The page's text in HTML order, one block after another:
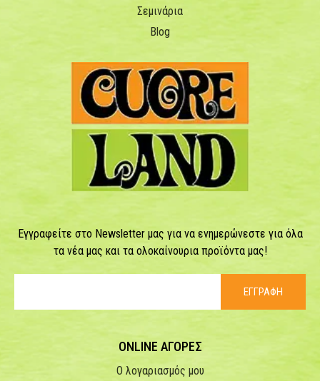
Σεμινάρια
Blog
Εγγραφείτε στο Newsletter μας για να ενημερώνεστε για όλα
τα νέα μας και τα ολοκαίνουρια προϊόντα μας!
ΕΓΓΡΑΦΗ
ONLINE ΑΓΟΡΕΣ
Ο λογαριασμός μου